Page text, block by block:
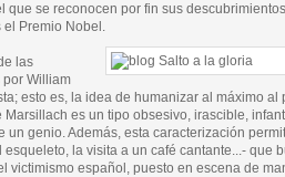
que se reconocen por fin sus
el Premio Nobel.
las
por William
esto es, la idea de humanizar al máximo al
es un tipo obsesivo, irascible,
un genio. Además, esta caracterización
la visita a un café cantante...- que
victimismo español, puesto en escena de